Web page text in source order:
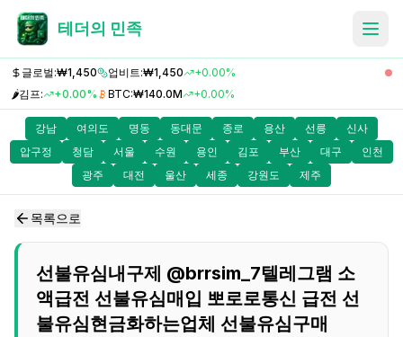
테더의 민족
글로벌:₩1,450 업비트:₩1,450
+0.00%
🌶️김프: +0.00% BTC:₩140.0M +0.00%
강남 여의도 명동 동대문 종로 용산 선릉
신사
압구정
청담 서울 수원 용인 김포 부산 대구
인천
광주
대전 울산 세종 강원도 제주
목록으로
선불유심내구제 @brrsim_7텔레그램 소
액급전 선불유심매입 뽀로로통신 급전 선
불유심현금화하는업체 선불유심구매